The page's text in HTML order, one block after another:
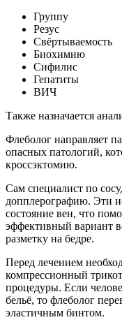
Группу
Резус
Свёртываемость
Биохимию
Сифилис
Гепатиты
ВИЧ
Также назначается
Флеболог направляет
опасных патологий,
кроссэктомию.
Сам специалист по
допплерографию. Эти
состояние вен, что
эффективный вариант
разметку на бедре.
Перед лечением
компрессионный
процедуры. Если
бельё, то флеболог
эластичным бинтом.